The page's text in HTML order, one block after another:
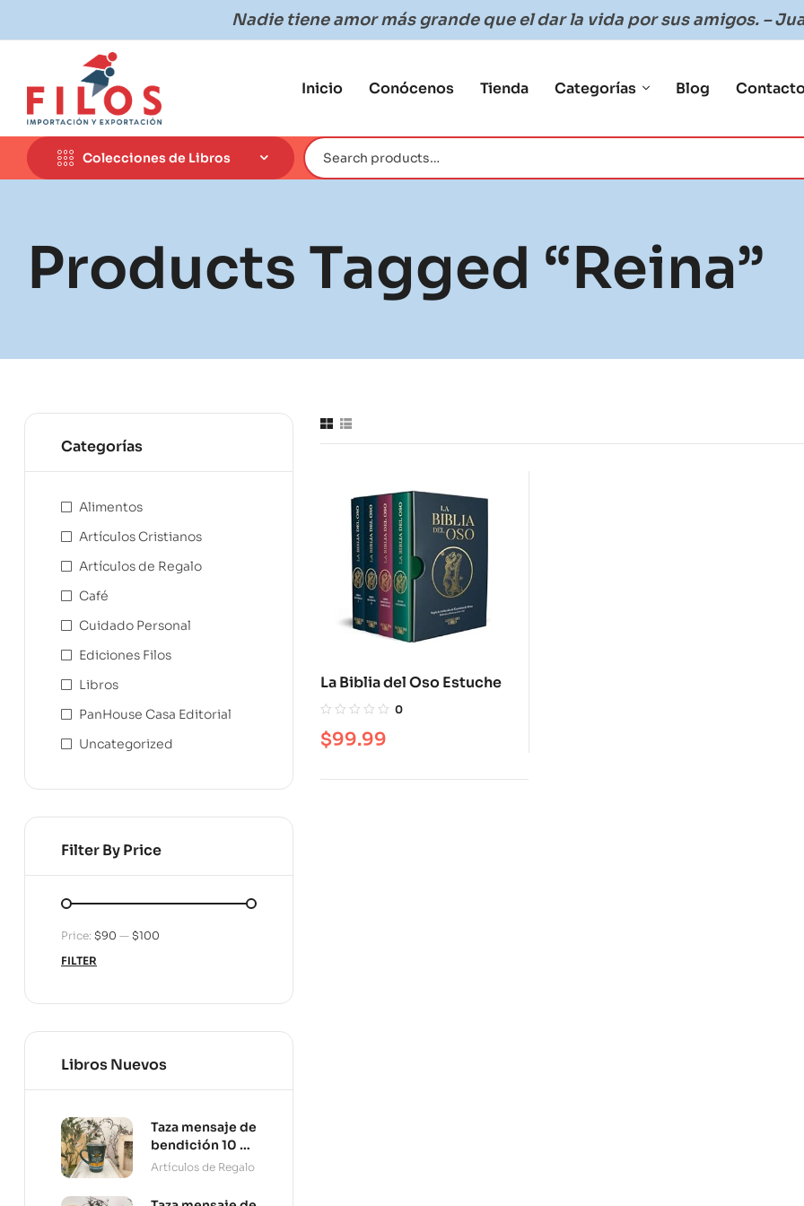
Nadie tiene amor más grande que el dar la vida por sus amigos. –
Inicio Conócenos Tienda Categorías Blog
Colecciones de Libros
Products Tagged “reina”
La Biblia del Oso Estuche
0
$99.99
Categorías
Alimentos
Artículos Cristianos
Artículos de Regalo
Café
Cuidado Personal
Ediciones Filos
Libros
PanHouse Casa Editorial
Uncategorized
Filter By Price
FILTER
Price: $90 — $100
Libros Nuevos
Taza mensaje de
bendición 10 oz
Persevera
Artículos de Regalo